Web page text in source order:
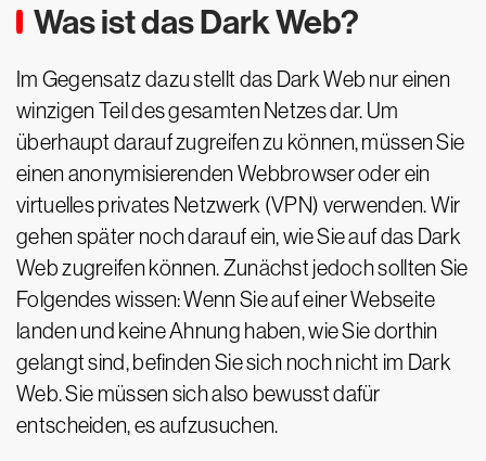
Was ist das Dark Web?
Im Gegensatz dazu stellt das Dark Web nur einen
winzigen Teil des gesamten Netzes dar. Um
überhaupt darauf zugreifen zu können, müssen Sie
einen anonymisierenden Webbrowser oder ein
virtuelles privates Netzwerk (VPN) verwenden. Wir
gehen später noch darauf ein, wie Sie auf das Dark
Web zugreifen können. Zunächst jedoch sollten Sie
Folgendes wissen: Wenn Sie auf einer Webseite
landen und keine Ahnung haben, wie Sie dorthin
gelangt sind, befinden Sie sich noch nicht im Dark
Web. Sie müssen sich also bewusst dafür
entscheiden, es aufzusuchen.